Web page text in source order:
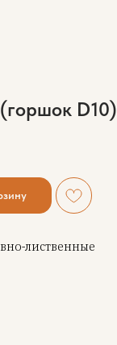
D10)
лиственные